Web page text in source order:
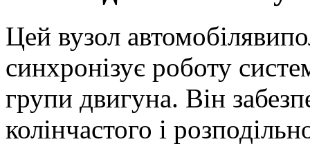
Цей вузол
синхронізує роботу
групи двигуна. Він
колінчастого і